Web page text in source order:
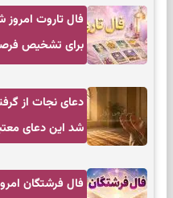
برای تشخیص
دعای نجات از
شد این دعای